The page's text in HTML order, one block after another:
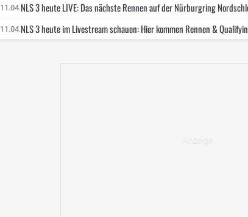
NLS 3 heute LIVE: Das nächste Rennen auf der Nürburgring
11.04.
NLS 3 heute im Livestream schauen: Hier kommen Rennen &
11.04.